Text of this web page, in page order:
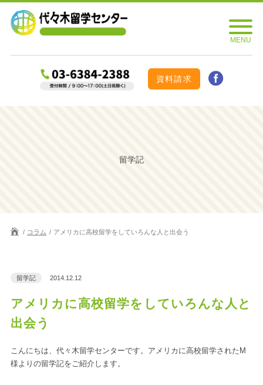
資料請求
留学記
コラム アメリカに高校留学をしていろんな人と出会う
留学記 2014.12.12
アメリカに高校留学をしていろんな人と
出会う
こんにちは、代々木留学センターです。アメリカに高校留学されたM
様よりの留学記をご紹介します。